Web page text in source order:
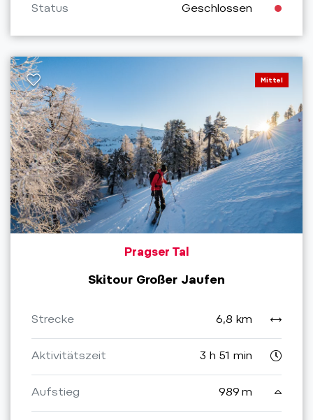
Status Geschlossen
Mittel
Pragser Tal
Skitour Großer Jaufen
Strecke 6,8 km
Aktivitätszeit 3 h 51 min
Aufstieg 989 m